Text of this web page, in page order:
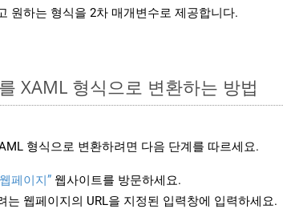
원하는 형식을 2차 매개변수로 제공합니다.
XAML 형식으로 변환하는 방법
형식으로 변환하려면 다음 단계를 따르세요.
페이지” 웹사이트를 방문하세요.
는 웹페이지의 URL을 지정된 입력창에 입력하세요.